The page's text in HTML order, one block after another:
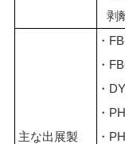
剥
主な出展製
・
・
・
・
・